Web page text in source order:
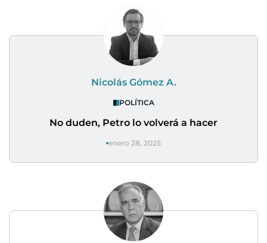
Nicolás Gómez A.
POLÍTICA
No duden, Petro lo volverá a hacer
enero 28, 2025